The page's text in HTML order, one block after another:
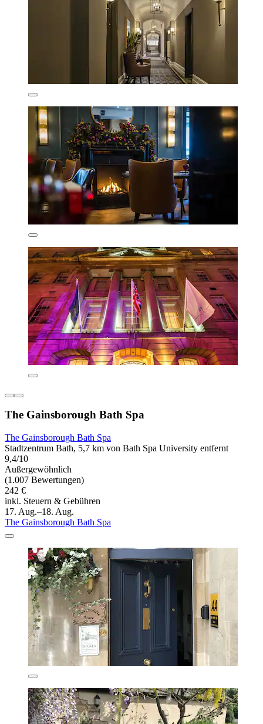
The Gainsborough Bath Spa
The Gainsborough Bath Spa
Stadtzentrum Bath, 5,7 km von Bath Spa University entfernt
9,4/10
Außergewöhnlich
(1.007 Bewertungen)
242 €
inkl. Steuern & Gebühren
17. Aug.–18. Aug.
The Gainsborough Bath Spa